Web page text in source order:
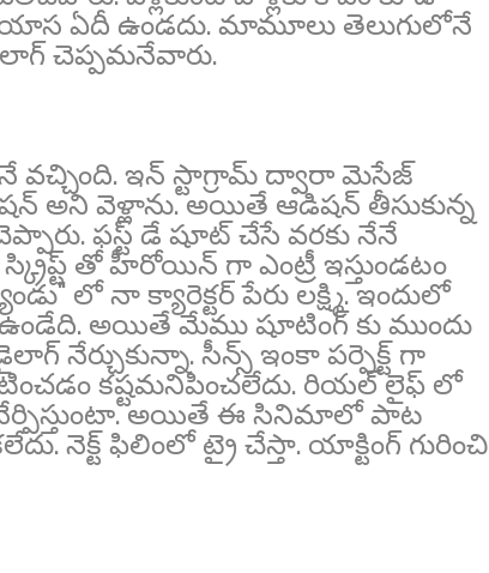
యాస ఏదీ ఉండదు. మామూలు తెలుగులోనే
చెప్పమనేవారు.
ఇన్ స్టాగ్రామ్ ద్వారా మెసేజ్
అని వెళ్లాను. అయితే ఆడిషన్ తీసుకున్న
ఫస్ట్ డే షూట్ చేసే వరకు నేనే
తో హీరోయిన్ గా ఎంట్రీ ఇస్తుండటం
లో నా క్యారెక్టర్ పేరు లక్ష్మి. ఇందులో
అయితే మేము షూటింగ్ కు ముందు
నేర్చుకున్నా. సీన్స్ ఇంకా పర్పెక్ట్ గా
కష్టమనిపించలేదు. రియల్ లైఫ్ లో
నేర్పిస్తుంటా. అయితే ఈ సినిమాలో పాట
నెక్ట్ ఫిలింలో ట్రై చేస్తా. యాక్టింగ్ గురించి